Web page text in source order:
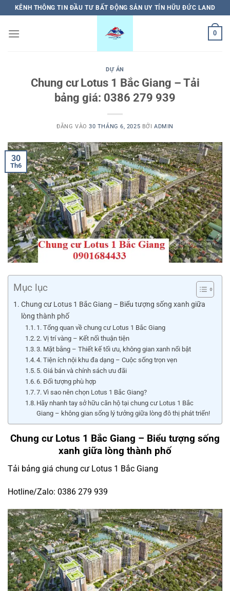
qua
nội
KÊNH THÔNG TIN ĐẦU TƯ BẤT ĐỘNG SẢN UY TÍN HỮU ĐỨC LAND
0
DỰ ÁN
Chung cư Lotus 1 Bắc Giang – Tải
bảng giá: 0386 279 939
ĐĂNG VÀO30 THÁNG 6, 2025 BỞI ADMIN
30
Th6
Mục lục
Chung cư Lotus 1 Bắc Giang – Biểu tượng sống xanh giữa
lòng thành phố
1. Tổng quan về chung cư Lotus 1 Bắc Giang
2. Vị trí vàng – Kết nối thuận tiện
3. Mặt bằng – Thiết kế tối ưu, không gian xanh nổi bật
4. Tiện ích nội khu đa dạng – Cuộc sống trọn vẹn
5. Giá bán và chính sách ưu đãi
6. Đối tượng phù hợp
7. Vì sao nên chọn Lotus 1 Bắc Giang?
Hãy nhanh tay sở hữu căn hộ tại chung cư Lotus 1 Bắc
Giang – không gian sống lý tưởng giữa lòng đô thị phát triển!
Chung cư Lotus 1 Bắc Giang – Biểu tượng sống
xanh giữa lòng thành phố
Tải bảng giá chung cư Lotus 1 Bắc Giang
Hotline/Zalo: 0386 279 939